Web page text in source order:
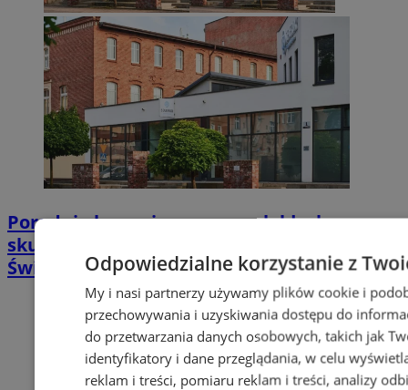
Poradnia leczenia ran przewlekłych -
skuteczna terapia trudno gojących się ran |
ŚwiętochłowiceOdpowiedzialne korzystanie z
My i nasi partnerzy używamy plików cookie i
przechowywania i uzyskiwania dostępu do
do przetwarzania danych osobowych, takich jak
identyfikatory i dane przeglądania, w celu
reklam i treści, pomiaru reklam i treści, analizy